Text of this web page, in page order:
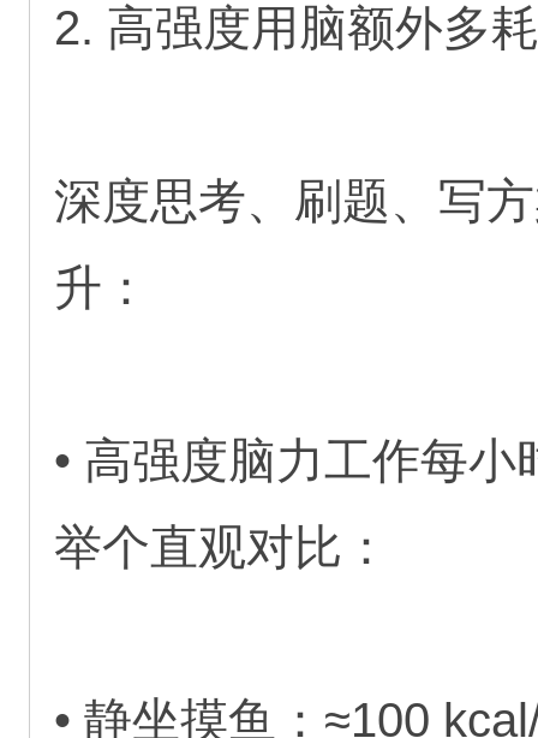
2. 高强度用脑额外多
深度思考、刷题、写
升：
• 高强度脑力工作每
举个直观对比：
• 静坐摸鱼：≈100